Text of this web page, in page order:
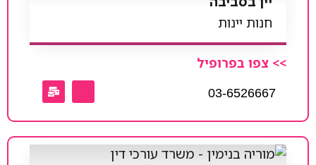
חנות יינות
>> צפו בפרופיל
03-6526667